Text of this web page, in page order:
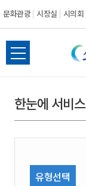
문화관광 시장실 시의회
전
체
뉴
열
한눈에 서비스
유형선택